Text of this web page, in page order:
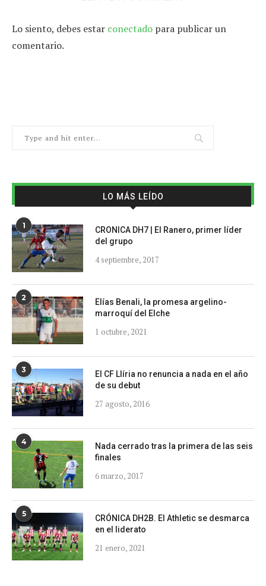
Lo siento, debes estar conectado para publicar un
comentario.
LO MÁS LEÍDO
1
CRONICA DH7 | El Ranero, primer líder
del grupo
4 septiembre, 2017
2
Elías Benali, la promesa argelino-
marroquí del Elche
1 octubre, 2021
3
El CF Llíria no renuncia a nada en el año
de su debut
27 agosto, 2016
4
Nada cerrado tras la primera de las seis
finales
6 marzo, 2017
5
CRÓNICA DH2B. El Athletic se desmarca
en el liderato
21 enero, 2021